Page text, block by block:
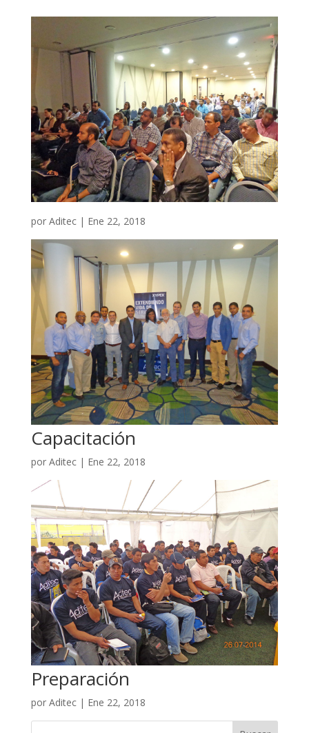
por Aditec| Ene 22, 2018
Capacitación
por Aditec| Ene 22, 2018
Preparación
por Aditec| Ene 22, 2018